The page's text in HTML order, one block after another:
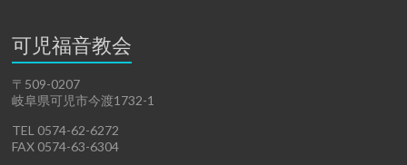
可児福音教会
〒509-0207
岐阜県可児市今渡1732-1
TEL 0574-62-6272
FAX 0574-63-6304